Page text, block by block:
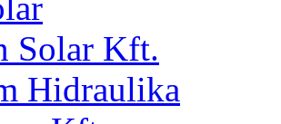
Solar Kft.
Hidraulika